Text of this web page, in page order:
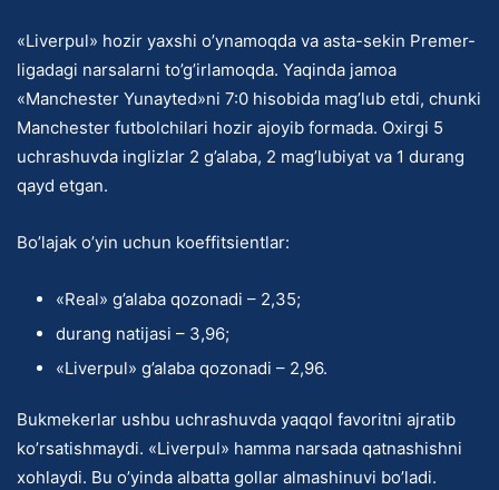
«Liverpul» hozir yaxshi o’ynamoqda va asta-sekin Premer-
ligadagi narsalarni to’g’irlamoqda. Yaqinda jamoa
«Manchester Yunayted»ni 7:0 hisobida mag’lub etdi, chunki
Manchester futbolchilari hozir ajoyib formada. Oxirgi 5
uchrashuvda inglizlar 2 g’alaba, 2 mag’lubiyat va 1 durang
qayd etgan.
Bo’lajak o’yin uchun koeffitsientlar:
«Real» g’alaba qozonadi – 2,35;
durang natijasi – 3,96;
«Liverpul» g’alaba qozonadi – 2,96.
Bukmekerlar ushbu uchrashuvda yaqqol favoritni ajratib
ko’rsatishmaydi. «Liverpul» hamma narsada qatnashishni
xohlaydi. Bu o’yinda albatta gollar almashinuvi bo’ladi.